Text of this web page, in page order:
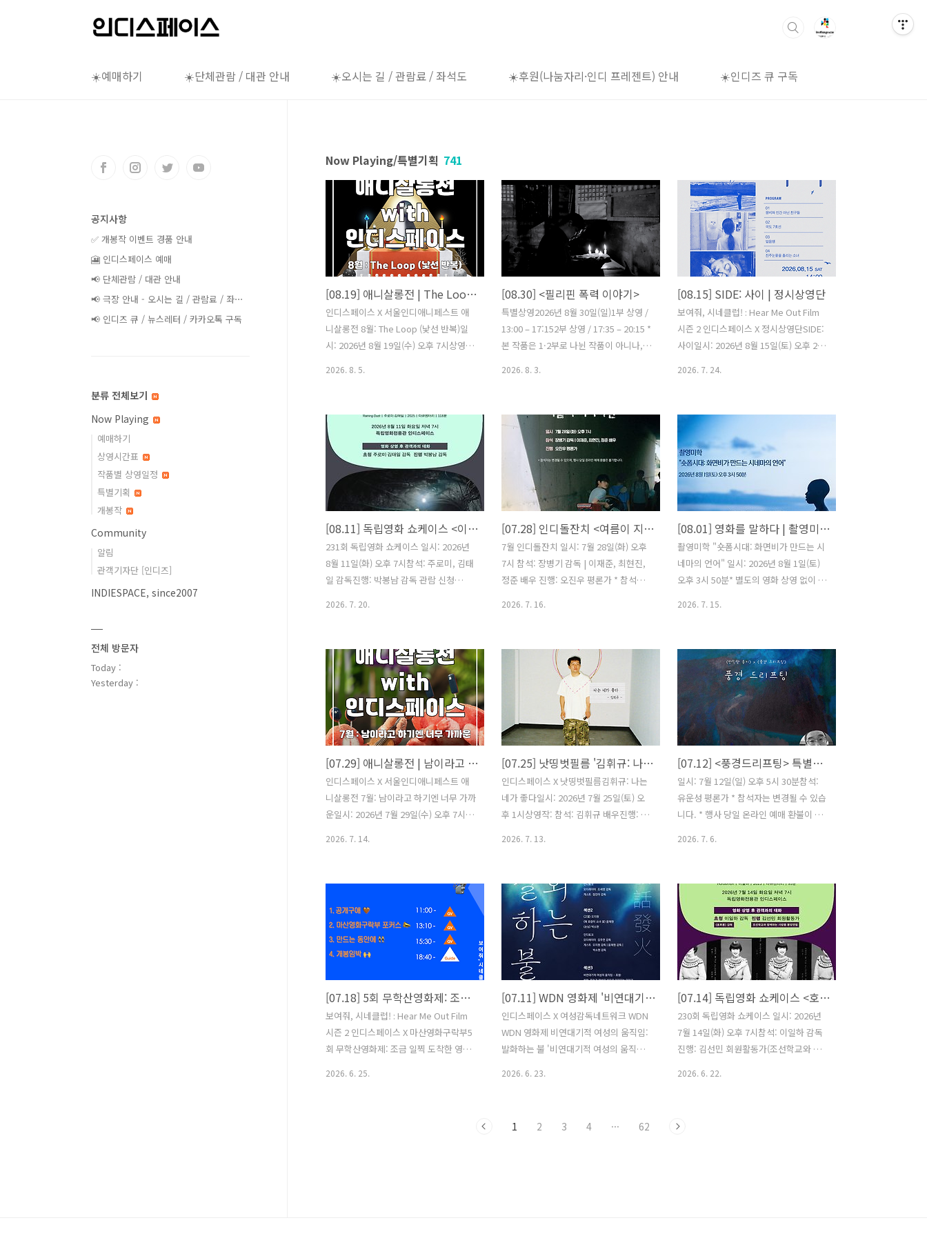
☀️예매하기 ☀️단체관람 / 대관 안내 ☀️오시는 길 / 관람료 / 좌석도 ☀️후원(나눔자리·인디 프레젠트) 안내 ☀️인디즈 큐 구독
Now Playing/특별기획 741
[08.19] 애니살롱전 | The Loop (낯선 반복)
인디스페이스 X 서울인디애니페스트 애
니살롱전 8월: The Loop (낯선 반복)일
시: 2026년 8월 19일(수) 오후 7시상영
김승연, 박지선 | 애니메이션(2D, Cut-
Out, Cell, Sand) | 7분 무수한 존재들 사
이에서 우연히 만나게 된 개미와 포자는
여정을 떠난다. 포자가 개미를 잠식함에
따라 시시각각 달라지는 자신의 모습에
심취한 개미는 여러 위험을 맞닥뜨린다.
포자는 더 강렬하게 개미가 자신을 알아
주길 원하였고, 세상으로 나와 개미를 만
나고자 했다. 포자는 동충하초로 피어난
다. 동충하초로 피어난 포자는 개미와 대
면하게 되지만, 생명이 다..
2026. 8. 5.
[08.30] <필리핀 폭력 이야기>
특별상영2026년 8월 30일(일)1부 상영 /
13:00 – 17:152부 상영 / 17:35 – 20:15 *
본 작품은 1·2부로 나뉜 작품이 아니나,
합니다.* 상영 이외 별도 행사는 예정되어
있지 않습니다. 2022 | 라브 디아즈 | 413
분 | B&W한 가문의 유산은 어떻게 한 국
가의 폭력과 맞닿는가. 라브 디아즈의 는
마르코스 독재의 그림자가 필리핀을 뒤덮
기 시작하던 시기, 거대한 농장과 부를 물
려받게 된 세르반도 몬손 6세의 고뇌를 따
라간다. 그는 자신의 가문이 축적해온 폭
력의 역사와 필리핀이라는 국가가 겪어온
폭력, 그리고 곧 도래할 독재의 폭력을 동
시에 마주한다...
2026. 8. 3.
[08.15] SIDE: 사이 | 정시상영단
보여줘, 시네클럽! : Hear Me Out Film
시즌 2 인디스페이스 X 정시상영단SIDE:
사이일시: 2026년 8월 15일(토) 오후 2시
경될 수 있습니다.* 행사 당일 온라인 예
매 환불이 불가합니다. 정시상영단“시간
위에 흐르는 영화” 정시에 시작되는 독립
영화처럼, 우리는 기다림 끝에 시작되는
영화의 힘을 믿습니다. 정시상영단은 영
화를 사랑하는 사람들이 자발적으로 만든
관객 공동체로 상영회 개최, 웹진 발행, 영
화제 탐방 인터뷰 등 다양한 활동을 진행
하고 있습니다. 시간은 멈출 수 없듯 영화
도 그러합니다. 우리는 그 흐름 위에서 관
객과 영화가 만나는 특별한 ..
2026. 7. 24.
[08.11] 독립영화 쇼케이스 <이슬이 온다>
231회 독립영화 쇼케이스 일시: 2026년
8월 11일(화) 오후 7시참석: 주로미, 김태
일 감독진행: 박봉남 감독 관람 신청
가 닫힙니다. 2025 | 주로미, 김태일 | 다
큐멘터리 | 118분 막장에서 석탄을 캐고
있는 장성광업소 채탄부 A조 여섯 명은 막
장에서 생사를 함께한다. 탄광에서 3년만
일하겠다고 들어온 이들은 짧게는 20년에
서 길게는 40년 동안 석탄을 캐왔다. 사고
를 겪을 때마다 떠날 결심을 했지만, 폐광
된 후에야 그만두게 되었다. 한편, 35년
전 강원 탄광 광부였던 성완희 열사의 분
신을 기억하는 사람들이 있다. 광부들의
인권을 위해 ..
2026. 7. 20.
[07.28] 인디돌잔치 <여름이 지나가면>
7월 인디돌잔치 일시: 7월 28일(화) 오후
7시 참석: 장병기 감독 | 이재준, 최현진,
정준 배우 진행: 오진우 평론가 * 참석자
감 독 | 장병기 출 연 | 이재준, 최현진, 최
우록, 정준, 고서희, 강길우 배 급 | ㈜엣나
인필름 제 작 | ㈜스튜디오하이파이브 장
르 | 드라마 러닝 타임 | 115분 개 봉 |
2025년 7월 9일(수)2024 제50회 서울독
립영화제 넥스트링크상 수상2024 제24
회 전북독립영화제 옹골진상(대상) 수상
2024 제25회 전주국제영화제 ‘코리안 시
네마’ 초청2024 제26회 부산독립영화제
‘로컬투로컬..
2026. 7. 16.
[08.01] 영화를 말하다 | 촬영미학 "숏폼시대: 화면비가 만드는 시네마의 언어"
촬영미학 "숏폼시대: 화면비가 만드는 시
네마의 언어" 일시: 2026년 8월 1일(토)
오후 3시 50분* 별도의 영화 상영 없이 강
비율부터 현대 영화의 파격적인 화면비까
지. 화면비는 어떻게 인물의 감정이 되고,
시간의 감각이 되고, 영화의 리듬이 되는
가. 영화를 보는 눈이 완전히 달라지는 시
간. 의 화면비 리듬, 과 의 인물의 화면비,
와 의 여백의 화면비, 의 정서의 화면비,
와 의 시간과 기억의 화면비. 영화의 가장
오래되고도 강력한 언어, '화면비
(Aspect Ratio)'를 주제로 특별 촬영미학
마스터클래스를 엽니다. 영화를 사랑하는
이들이라면 결코 놓칠 수 없는 시간. ..
2026. 7. 15.
[07.29] 애니살롱전 | 남이라고 하기엔 너무 가까운
인디스페이스 X 서울인디애니페스트 애
니살롱전 7월: 남이라고 하기엔 너무 가까
운일시: 2026년 7월 29일(수) 오후 7시상
강한나 | 애니메이션(2D) | 9분 우연히 어
릴 적 단짝 친구를 마주친 예지, 과거의 인
연을 되살릴지 그대로 흘려보낼지 고민한
다. 2025 | 박재범 | 애니메이션(Paper,
Puppet) | 12분 혼자 경쟁에 밀려 살던
붉은발농게 큰손이는 노랑부리저어새의
습격 속에서 양손이와 살아남아 부부의
연을 맺게 되고 아들 작은손이를 낳는다.
2025 | 정현진 | 애니메이션(2D) | 7분 좋
아하는 유리가 오늘 전학을 갔다. 유리를
..
2026. 7. 14.
[07.25] 낫띵벗필름 '김휘규: 나는 네가 좋다'
인디스페이스 X 낫띵벗필름김휘규: 나는
네가 좋다일시: 2026년 7월 25일(토) 오
후 1시상영작: 참석: 김휘규 배우진행: 낫
림캠프의 관심병사 도우가 힙합고백을 한
다. 2022 | 이광재 | 드라마 | 37분 화장실
에서 미끄러져 머리에 혹이 난 특수청소
부 기돈은 미끄러져 죽은 남자의 집을 청
소하러 간다. 집을 청소하는 동안 의문의
괴한에게 습격을 당하는 기돈과 그의 동
료 호태. 예상치 못한 일에 휘말리게 된다.
2020 | 남성경 | 드라마 | 19분 초보 이발
사 성우는 아는 척이 하고 싶다. 이발소에
기이한 손님들이 찾아오고, 성우는 지기
싫은 마음에 결국 나..
2026. 7. 13.
[07.12] <풍경드리프팅> 특별상영 & 강연
일시: 7월 12일(일) 오후 5시 30분참석:
유운성 평론가 * 참석자는 변경될 수 있습
니다. * 행사 당일 온라인 예매 환불이 불
낸다. 박홍열, 황다은 감독은 그림과 함께
계절을 보낸 후 마을 사람들을 초대하여
무인 전시회 '우리 만날 수 있을까
요?'(2021)를 열고, 마스크를 쓴 관람객은
조용히 전시장을 찾아 그림을 감상한다.
카메라는 대부분 아무 일도 일어나지 않
는 작은 공간의 시간과 풍경을 차분히 기
록한다.
2026. 7. 6.
[07.18] 5회 무학산영화제: 조금 일찍 도착한 영화들 | 마산영화구락부
보여줘, 시네클럽! : Hear Me Out Film
시즌 2 인디스페이스 X 마산영화구락부5
회 무학산영화제: 조금 일찍 도착한 영화
2026. 6. 25.
[07.11] WDN 영화제 '비연대기적 여성의 움직임: 발화하는 불'
인디스페이스 X 여성감독네트워크 WDN
WDN 영화제 비연대기적 여성의 움직임:
발화하는 불 '비연대기적 여성의 움직임:
와 괴이의 대상으로 여겨져 왔다. 정체를
2026. 6. 23.
[07.14] 독립영화 쇼케이스 <호루몽>
230회 독립영화 쇼케이스 일시: 2026년
7월 14일(화) 오후 7시참석: 이일하 감독
진행: 김선민 회원활동가(조선학교와 함
가 닫힙니다. 2025 | 이일하 | 다큐멘터리
2026. 6. 22.
1 2 3 4 ··· 62
공지사항
✅ 개봉작 이벤트 경품 안내
🎦 인디스페이스 예매
📢 단체관람 / 대관 안내
📢 극장 안내 - 오시는 길 / 관람료 / 좌⋯
📢 인디즈 큐 / 뉴스레터 / 카카오톡 구독
분류 전체보기
Now Playing
예매하기
상영시간표
작품별 상영일정
특별기획
개봉작
Community
알림
관객기자단 [인디즈]
INDIESPACE, since2007
전체 방문자
Today :
Yesterday :